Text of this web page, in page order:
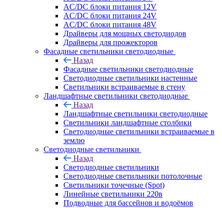
AC/DC блоки питания 12V
AC/DC блоки питания 24V
AC/DC блоки питания 48V
Драйверы для мощных светодиодов
Драйверы для прожекторов
Фасадные светильники светодиодные
Назад
Фасадные светильники светодиодные
Светодиодные светильники настенные
Светильники встраиваемые в стену
Ландшафтные светильники светодиодные
Назад
Ландшафтные светильники светодиодные
Светильники ландшафтные столбики
Светодиодные светильники встраиваемые в
землю
Светодиодные светильники
Назад
Светодиодные светильники
Светодиодные светильники потолочные
Светильники точечные (Spot)
Линейные светильники 220в
Подводные для бассейнов и водоёмов